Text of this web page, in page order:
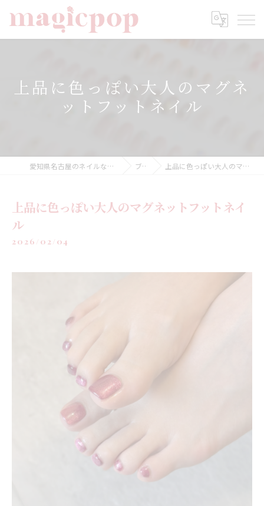
上品に色っぽい大人のマグネ
ットフットネイル
愛知県名古屋のネイルならnailsalon magicpop ブログ 上品に色っぽい大人のマグネットフットネイル
上品に色っぽい大人のマグネットフットネイ
ル
2026/02/04